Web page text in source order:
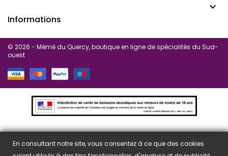

Informations
© 2026 - Mémé du Quercy, boutique en ligne de spécialités du Sud-
ouest
En consultant notre site, vous consentez à ce que des cookies